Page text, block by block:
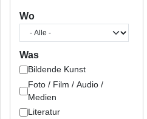
Wo
Was
Bildende Kunst
Foto / Film / Audio /
Medien
Literatur